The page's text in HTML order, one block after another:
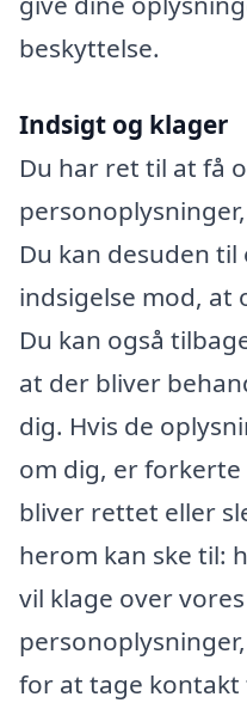
beskyttelse.
Indsigt og klager
Du har ret til at få
Du kan desuden
indsigelse mod, at
Du kan også
at der bliver
dig. Hvis de
om dig, er
bliver rettet eller
herom kan ske til:
vil klage over
for at tage kontakt